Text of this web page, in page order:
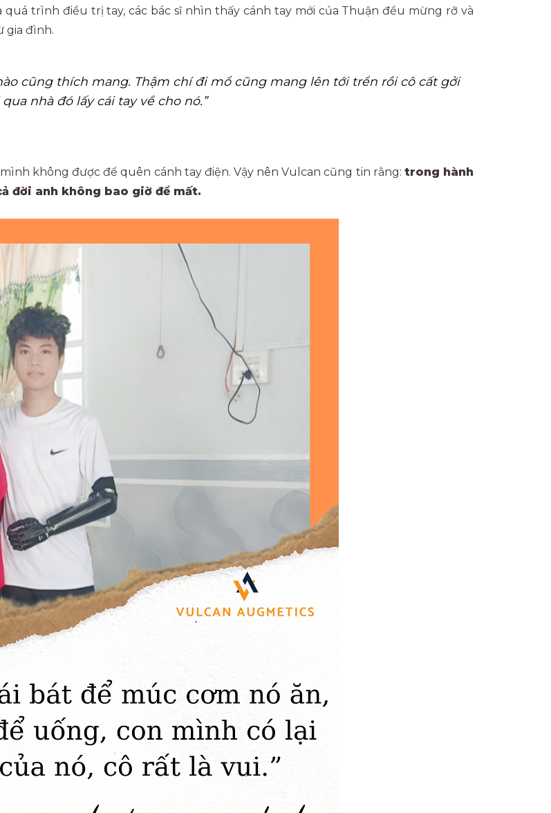
trình điều trị tay, các bác sĩ nhìn thấy cánh tay mới của Thuận đều mừng rỡ và
gia đình.
cũng thích mang. Thậm chí đi mổ cũng mang lên tới trển rồi cô cất gởi
nhà đó lấy cái tay về cho nó.”
không được để quên cánh tay điện. Vậy nên Vulcan cũng tin rằng: trong hành
đời anh không bao giờ để mất.